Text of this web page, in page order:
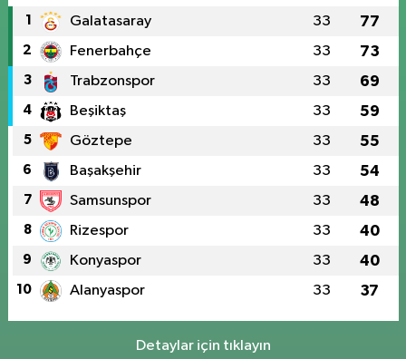
1 Galatasaray 33 77
2 Fenerbahçe 33 73
3 Trabzonspor 33 69
4 Beşiktaş 33 59
5 Göztepe 33 55
6 Başakşehir 33 54
7 Samsunspor 33 48
8 Rizespor 33 40
9 Konyaspor 33 40
10 Alanyaspor 33 37
Detaylar için tıklayın